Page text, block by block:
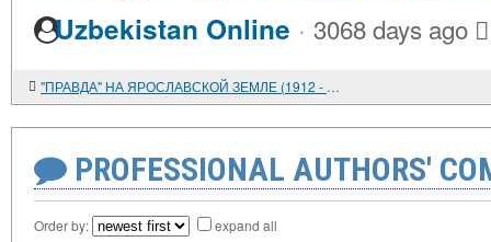
Uzbekistan Online · 3068 days ago
"ПРАВДА" НА ЯРОСЛАВСКОЙ ЗЕМЛЕ (1912 - 1914)
PROFESSIONAL AUTHORS'
Order by: expand all